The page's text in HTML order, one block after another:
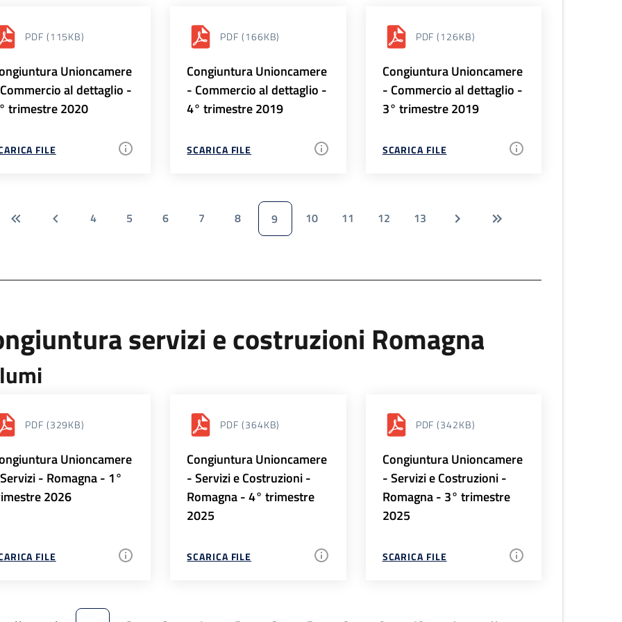
PDF (115KB)
Unioncamere
al dettaglio -
trimestre 2020
FILE
PDF (166KB)
Congiuntura Unioncamere
- Commercio al dettaglio -
4° trimestre 2019
SCARICA FILE
PDF (126KB)
Congiuntura Unioncamere
- Commercio al dettaglio -
3° trimestre 2019
SCARICA FILE
4 5 6 7 8 9 10 11 12 13
servizi e costruzioni Romagna
PDF (329KB)
Unioncamere
- Romagna - 1°
2026
FILE
PDF (364KB)
Congiuntura Unioncamere
- Servizi e Costruzioni -
Romagna - 4° trimestre
2025
SCARICA FILE
PDF (342KB)
Congiuntura Unioncamere
- Servizi e Costruzioni -
Romagna - 3° trimestre
2025
SCARICA FILE